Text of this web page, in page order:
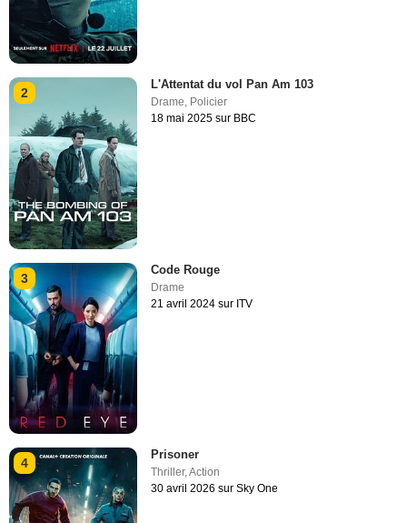
2
L'Attentat du vol Pan Am 103
Drame, Policier
18 mai 2025 sur BBC
3
Code Rouge
Drame
21 avril 2024 sur ITV
4
Prisoner
Thriller,Action
30 avril 2026 sur Sky One